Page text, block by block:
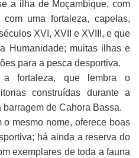
a ilha de Moçambique, com
uma fortaleza, capelas,
XVI, XVII e XVIII, e que
Humanidade; muitas ilhas e
para a pesca desportiva.
fortaleza, que lembra o
construídas durante a
de Cahora Bassa.
o mesmo nome, oferece boas
há ainda a reserva do
exemplares de toda a fauna